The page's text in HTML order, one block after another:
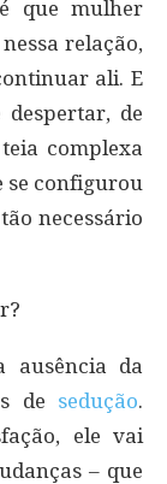
que mulher
relação,
ali. E
de
complexa
se configurou
necessário
ausência da
de sedução.
ele vai
– que